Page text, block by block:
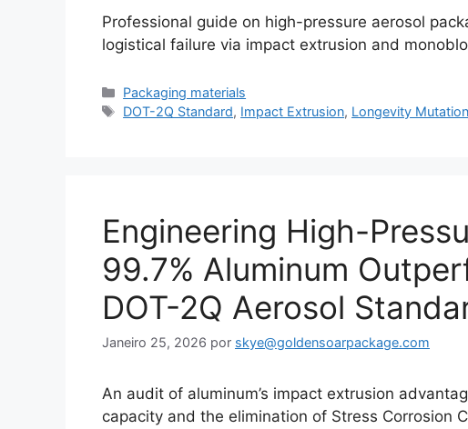
Professional guide on high-pressure aerosol
logistical failure via impact extrusion and
Categorias
Packaging materials
Etiquetas
DOT-2Q Standard, Impact Extrusion, Longevity Mutation
Engineering High-
99.7% Aluminum
DOT-2Q Aerosol
Janeiro 25, 2026 por skye@goldensoarpackage.com
An audit of aluminum’s impact extrusion
capacity and the elimination of Stress Corrosion